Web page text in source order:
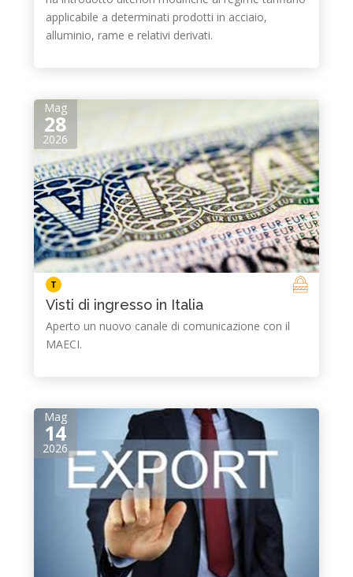
applicabile a determinati prodotti in acciaio,
alluminio, rame e relativi derivati.
Mag
28
2026
T
Visti di ingresso in Italia
Aperto un nuovo canale di comunicazione con il
MAECI.
Mag
14
2026